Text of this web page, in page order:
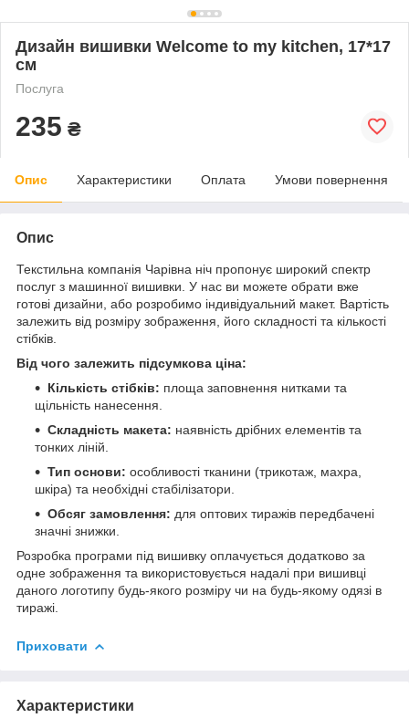
Дизайн вишивки Welcome to my kitchen, 17*17
см
Послуга
235 ₴
Опис Характеристики Оплата Умови повернення
Опис
Текстильна компанія Чарівна ніч пропонує широкий спектр
послуг з машинної вишивки. У нас ви можете обрати вже
готові дизайни, або розробимо індивідуальний макет. Вартість
залежить від розміру зображення, його складності та кількості
стібків.
Від чого залежить підсумкова ціна:
Кількість стібків: площа заповнення нитками та
щільність нанесення.
Складність макета: наявність дрібних елементів та
тонких ліній.
Тип основи: особливості тканини (трикотаж, махра,
шкіра) та необхідні стабілізатори.
Обсяг замовлення: для оптових тиражів передбачені
значні знижки.
Розробка програми під вишивку оплачується додатково за
одне зображення та використовується надалі при вишивці
даного логотипу будь-якого розміру чи на будь-якому одязі в
тиражі.
Приховати
Характеристики